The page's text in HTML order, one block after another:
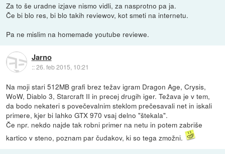
Za to še uradne izjave nismo vidli, za nasprotno pa ja.
Če bi blo res, bi blo takih reviewov, kot smeti na internetu.
Pa ne mislim na homemade youtube reviewe.
Jarno
::26. feb 2015, 10:21
Na moji stari 512MB grafi brez težav igram Dragon Age, Crysis,
WoW, Diablo 3, Starcraft II in precej drugih iger. Težava je v tem,
da bodo nekateri s povečevalnim steklom prečesavali net in iskali
primere, kjer bi lahko GTX 970 vsaj delno "štekala".
Če npr. nekdo najde tak robni primer na netu in potem zabriše
kartico v steno, poznam par čudakov, ki so tega zmožni.